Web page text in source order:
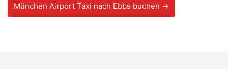
München Airport Taxi nach Ebbs buchen →